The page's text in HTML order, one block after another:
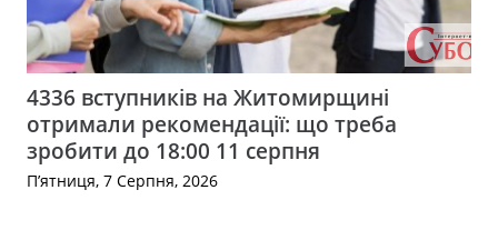
4336 вступників на Житомирщині
отримали рекомендації: що треба
зробити до 18:00 11 серпня
П’ятниця, 7 Серпня, 2026